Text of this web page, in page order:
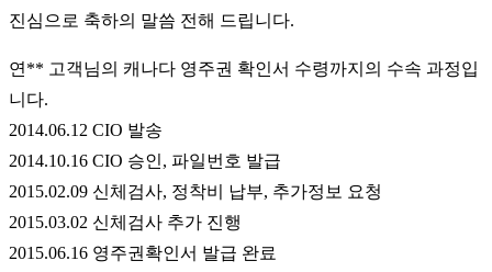
진심으로 축하의 말씀 전해 드립니다.
연** 고객님의 캐나다 영주권 확인서 수령까지의 수속 과정입
니다.
2014.06.12 CIO 발송
2014.10.16 CIO 승인, 파일번호 발급
2015.02.09 신체검사, 정착비 납부, 추가정보 요청
2015.03.02 신체검사 추가 진행
2015.06.16 영주권확인서 발급 완료